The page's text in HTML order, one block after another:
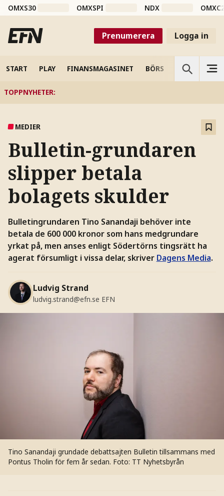
OMXS30 OMXSPI NDX
Prenumerera Logga in
START PLAY FINANSMAGASINET BÖRS VETENSKAP
TOPPNYHETER:
MEDIER
Bulletin-grundaren
slipper betala
bolagets skulder
Bulletingrundaren Tino Sanandaji behöver inte
betala de 600 000 kronor som hans medgrundare
yrkat på, men anses enligt Södertörns tingsrätt ha
agerat försumligt i vissa delar, skriver Dagens Media.
Ludvig Strand
ludvig.strand@efn.se EFN
Tino Sanandaji grundade debattsajten Bulletin tillsammans med
Pontus Tholin för fem år sedan. Foto: TT Nyhetsbyrån